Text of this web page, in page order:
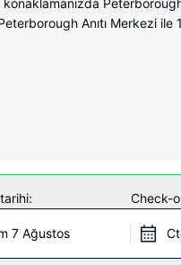
Anıtı Merkezi
banyo/kozmetik
restoran var. Barda/
7 Ağustos
Check-